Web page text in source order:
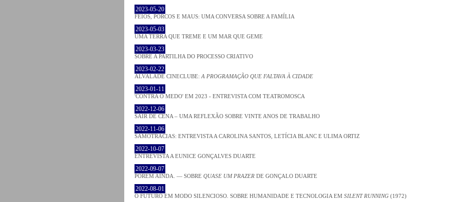
2023-05-20
FEIOS, PORCOS E MAUS: UMA CONVERSA SOBRE A FAMÍLIA
2023-05-03
UMA TERRA QUE TREME E UM MAR QUE GEME
2023-03-23
SOBRE A PARTILHA DO PROCESSO CRIATIVO
2023-02-22
ALVALADE CINECLUBE: A PROGRAMAÇÃO QUE FALTAVA À CIDADE
2023-01-11
'CONTRA O MEDO' EM 2023 - ENTREVISTA COM TEATROMOSCA
2022-12-06
SAIR DE CENA – UMA REFLEXÃO SOBRE VINTE ANOS DE TRABALHO
2022-11-06
SAMOTRACIAS: ENTREVISTA A CAROLINA SANTOS, LETÍCIA BLANC E ULIMA ORTIZ
2022-10-07
ENTREVISTA A EUNICE GONÇALVES DUARTE
2022-09-07
PORÉM AINDA. — SOBRE QUASE UM PRAZER DE GONÇALO DUARTE
2022-08-01
O FUTURO EM MODO SILENCIOSO. SOBRE HUMANIDADE E TECNOLOGIA EM SILENT RUNNING (1972)